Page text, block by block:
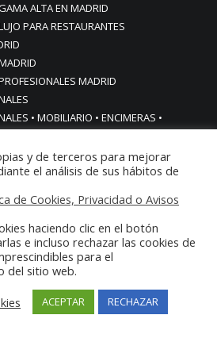
ALTA EN MADRID
PARA RESTAURANTES
MADRID
• MOBILIARIO • ENCIMERAS •
INOXIDABLE
A MEDIDA PERSONALIZADAS PARA
ACERO INOXIDABLE
HORECA
HOSTELERÍA MADRID
industriales monoblock a medida
industriales monoblock a medida
profesionales industriales
y de terceros para mejorar
el análisis de sus hábitos de
de Cookies, Privacidad o Avisos
haciendo clic en el botón
e incluso rechazar las cookies de
para el
del sitio web.
ACEPTAR RECHAZAR